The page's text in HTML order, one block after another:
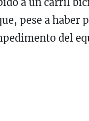
pese a haber
del